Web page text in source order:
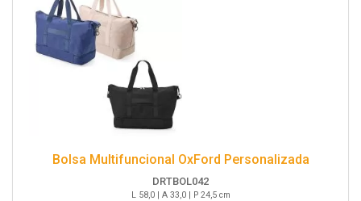
Bolsa Multifuncional OxFord Personalizada
DRTBOL042
L 58,0 | A 33,0 | P 24,5 cm